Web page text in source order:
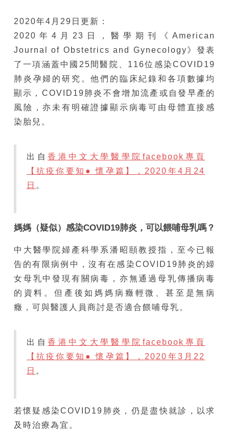
2020年4月29日更新：
2020年4月23日，醫學期刊《American
Journal of Obstetrics and Gynecology》發表
了一項涵蓋中國25間醫院、116位感染COVID19
肺炎孕婦的研究。他們的臨床紀錄和各項數據均
顯示，COVID19肺炎不會增加流產或自發早產的
風險，亦未有明確證據顯示病毒可由母體直接感
染胎兒。
出自香港中文大學醫學院facebook專頁
【抗疫你要知● 懷孕篇】，2020年4月24
日 。
媽媽（疑似）感染COVID19肺炎，可以餵哺母乳嗎？
中大醫學院婦產科學系潘昭頤教授指，至今已報
告的有限病例中，沒有在感染COVID19肺炎的婦
女母乳中發現有關病毒，亦無通過母乳傳播病毒
的資料。但產後如媽媽病癥輕微、甚至是無病
癥，可與醫護人員商討是否適合餵哺母乳。
出自香港中文大學醫學院facebook專頁
【抗疫你要知● 懷孕篇】，2020年3月22
日 。
若懷疑感染COVID19肺炎，仍是盡快就診，以求
及時治療為宜。